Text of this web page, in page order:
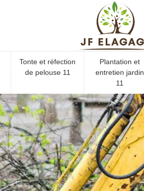
Tonte et réfection
de pelouse 11
Plantation et
entretien jardin
11